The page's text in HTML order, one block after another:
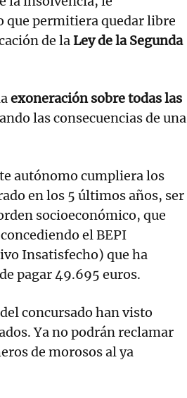
que permitiera quedar libre
de laLey de la Segunda
exoneración sobre todas las
las consecuencias de una
autónomo cumpliera los
en los 5 últimos años, ser
socioeconómico, que
el BEPI
Insatisfecho) que ha
pagar 49.695 euros.
concursado han visto
Ya no podrán reclamar
de morosos al ya